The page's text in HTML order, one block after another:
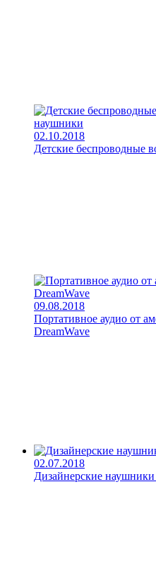
02.10.2018
Детские беспроводные
09.08.2018
Портативное аудио от
DreamWave
02.07.2018
Дизайнерские